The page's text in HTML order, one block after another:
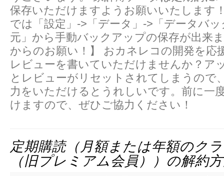
保存いただけますようお願いいたします
では「設定」->「データ」->「データバ
元」から手動バックアップの保存が出来
からのお願い！】 おカネレコの開発を応
レビューを書いていただけませんか？ア
とレビューがリセットされてしまうので
力をいただけるとうれしいです。前に一
けますので、ぜひご協力ください！
定期購読（月額または年額のク
（旧プレミアム会員））の解約